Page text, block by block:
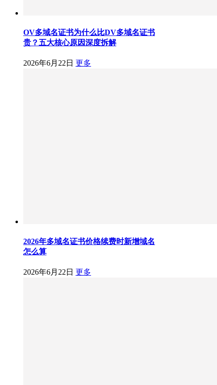
OV多域名证书为什么比DV多域名证书
贵？五大核心原因深度拆解
2026年6月22日 更多
2026年多域名证书价格续费时新增域名
怎么算
2026年6月22日 更多